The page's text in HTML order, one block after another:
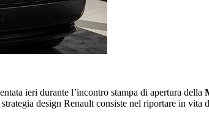
ieri durante l’incontro stampa di apertura della
design Renault consiste nel riportare in vita